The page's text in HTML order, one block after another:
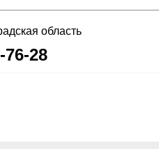
область
76-28